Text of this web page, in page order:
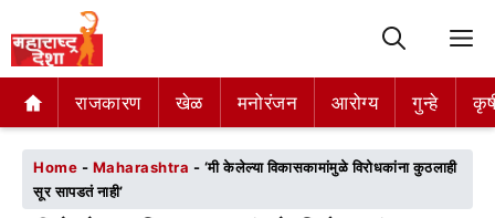
राजकारण खेळ मनोरंजन आरोग्य गुन्हे
राजकारण खेळ मनोरंजन आरोग्य गुन्हे
Home - Maharashtra - ‘मी केलेल्या विकासकामांमुळे विरोधकांना कुठलाही
सूर सापडतं नाही’